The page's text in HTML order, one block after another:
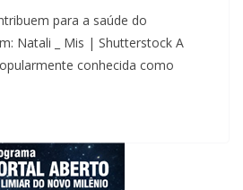
para a saúde do
Natali _ Mis | Shutterstock A
conhecida como